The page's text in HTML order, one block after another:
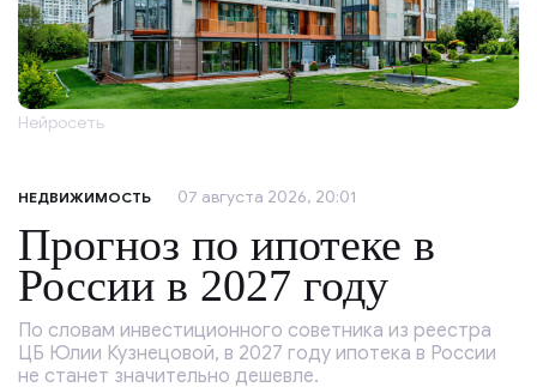
Нейросеть
НЕДВИЖИМОСТЬ 07 августа 2026, 20:01
Прогноз по ипотеке в
России в 2027 году
По словам инвестиционного советника из реестра
ЦБ Юлии Кузнецовой, в 2027 году ипотека в России
не станет значительно дешевле.